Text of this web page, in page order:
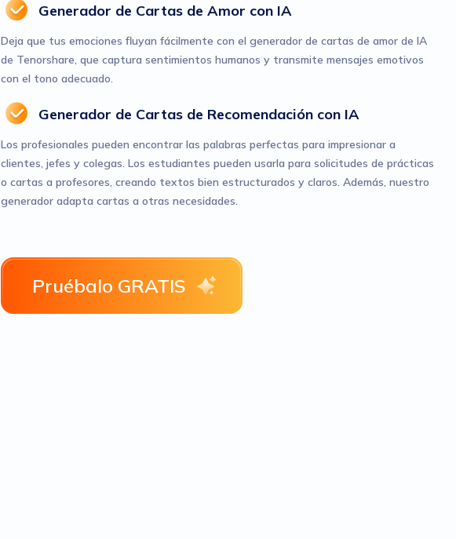
Generador de Cartas de Amor con IA
Deja que tus emociones fluyan fácilmente con el generador de cartas de amor de IA
de Tenorshare, que captura sentimientos humanos y transmite mensajes emotivos
con el tono adecuado.
Generador de Cartas de Recomendación con IA
Los profesionales pueden encontrar las palabras perfectas para impresionar a
clientes, jefes y colegas. Los estudiantes pueden usarla para solicitudes de prácticas
o cartas a profesores, creando textos bien estructurados y claros. Además, nuestro
generador adapta cartas a otras necesidades.
Pruébalo GRATIS